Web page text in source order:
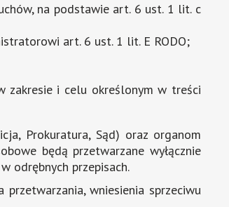
na podstawie art. 6 ust. 1 lit. c
art. 6 ust. 1 lit. E RODO;
zakresie i celu określonym w treści
Prokuratura, Sąd) oraz organom
będą przetwarzane wyłącznie
odrębnych przepisach.
wniesienia sprzeciwu